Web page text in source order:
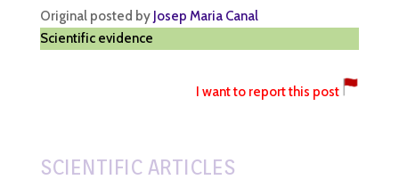
Original posted by Josep Maria Canal
Scientific evidence
I want to report this post
SCIENTIFIC ARTICLES